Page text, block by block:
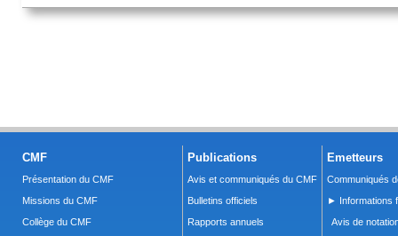
CMF
Présentation du CMF
Missions du CMF
Collège du CMF
Publications
Avis et communiqués du CMF
Bulletins officiels
Rapports annuels
Emetteurs
Communiqués
► Informations
Avis de